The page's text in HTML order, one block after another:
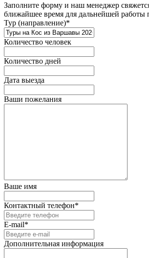
Заполните форму и наш менеджер
ближайшее время для дальнейшей работы
Тур (направление)*
Количество человек
Количество дней
Дата выезда
Ваши пожелания
Ваше имя
Контактный телефон*
E-mail*
Дополнительная информация